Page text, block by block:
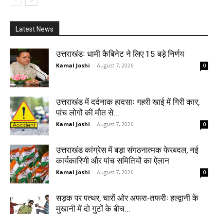
Latest News
उत्तराखंडः धामी कैबिनेट ने लिए 15 बड़े निर्णय
Kamal Joshi - August 7, 2026 0
उत्तराखंड में दर्दनाक हादसाः गहरी खाई में गिरी कार,
पांच लोगों की मौत से...
Kamal Joshi - August 7, 2026 0
उत्तराखंड कांग्रेस में बड़ा संगठनात्मक फेरबदल, नई
कार्यकारिणी और पांच समितियों का ऐलान
Kamal Joshi - August 7, 2026 0
सड़क पर पत्थर, चारों ओर अफरा-तफरीः हल्द्वानी के
मुखानी में दो गुटों के बीच...